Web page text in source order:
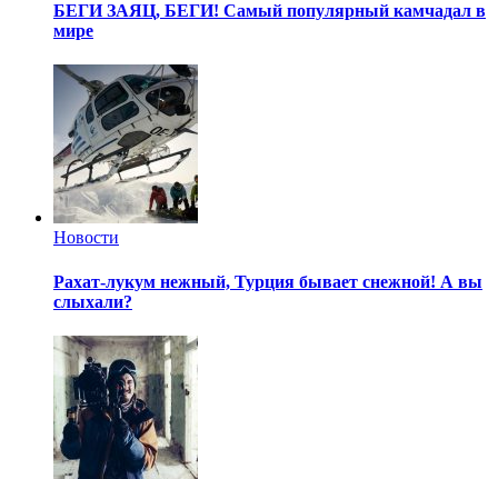
БЕГИ ЗАЯЦ, БЕГИ! Самый популярный камчадал в
мире
Новости
Рахат-лукум нежный, Турция бывает снежной! А вы
слыхали?